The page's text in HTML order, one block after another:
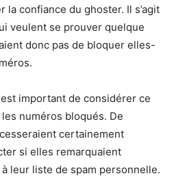
confiance du ghoster. Il s’agit
veulent se prouver quelque
donc pas de bloquer elles-
important de considérer ce
numéros bloqués. De
certainement
si elles remarquaient
leur liste de spam personnelle.